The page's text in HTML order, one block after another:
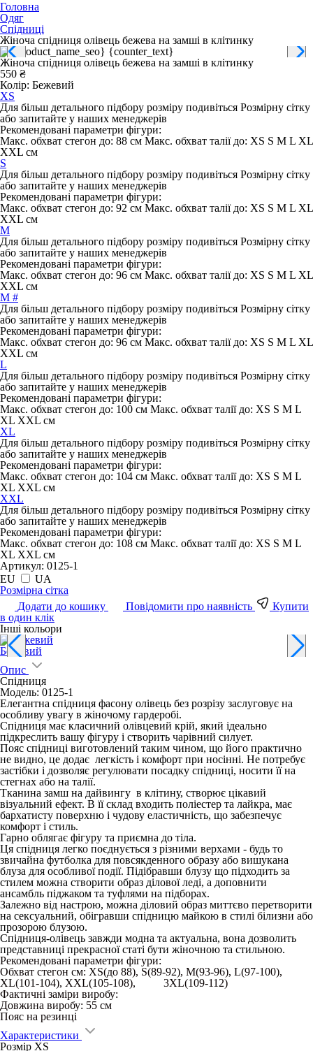
Головна
Одяг
Спідниці
Жіноча спідниця олівець бежева на замші в клітинку
Жіноча спідниця олівець бежева на замші в клітинку
550 ₴
Колір: Бежевий
XS
Для більш детального підбору розміру подивіться Розмірну сітку
або запитайте у наших менеджерів
Рекомендовані параметри фігури:
Макс. обхват стегон до: 88 см Макс. обхват талії до: XS S M L XL
XXL см
S
Для більш детального підбору розміру подивіться Розмірну сітку
або запитайте у наших менеджерів
Рекомендовані параметри фігури:
Макс. обхват стегон до: 92 см Макс. обхват талії до: XS S M L XL
XXL см
M
Для більш детального підбору розміру подивіться Розмірну сітку
або запитайте у наших менеджерів
Рекомендовані параметри фігури:
Макс. обхват стегон до: 96 см Макс. обхват талії до: XS S M L XL
XXL см
M #
Для більш детального підбору розміру подивіться Розмірну сітку
або запитайте у наших менеджерів
Рекомендовані параметри фігури:
Макс. обхват стегон до: 96 см Макс. обхват талії до: XS S M L XL
XXL см
L
Для більш детального підбору розміру подивіться Розмірну сітку
або запитайте у наших менеджерів
Рекомендовані параметри фігури:
Макс. обхват стегон до: 100 см Макс. обхват талії до: XS S M L
XL XXL см
XL
Для більш детального підбору розміру подивіться Розмірну сітку
або запитайте у наших менеджерів
Рекомендовані параметри фігури:
Макс. обхват стегон до: 104 см Макс. обхват талії до: XS S M L
XL XXL см
XXL
Для більш детального підбору розміру подивіться Розмірну сітку
або запитайте у наших менеджерів
Рекомендовані параметри фігури:
Макс. обхват стегон до: 108 см Макс. обхват талії до: XS S M L
XL XXL см
Артикул: 0125-1
EU
UA
Pозмірна сітка
Додати до кошику
Повідомити про наявність
Купити
в один клік
Інші кольори
Бежевий
Опис
Спідниця
Модель: 0125-1
Елегантна спідниця фасону олівець без розрізу заслуговує на
особливу увагу в жіночому гардеробі.
Спідниця має класичний олівцевий крій, який ідеально
підкреслить вашу фігуру і створить чарівний силует.
Пояс спідниці виготовлений таким чином, що його практично
не видно, це додає легкість і комфорт при носінні. Не потребує
застібки і дозволяє регулювати посадку спідниці, носити її на
стегнах або на талії.
Тканина замш на дайвингу в клітину, створює цікавий
візуальний ефект. В її склад входить поліестер та лайкра, має
бархатисту поверхню і чудову еластичність, що забезпечує
комфорт і стиль.
Гарно облягає фігуру та приємна до тіла.
Ця спідниця легко поєднується з різними верхами - будь то
звичайна футболка для повсякденного образу або вишукана
блуза для особливої події. Підібравши блузу що підходить за
стилем можна створити образ ділової леді, а доповнити
ансамбль піджаком та туфлями на підборах.
Залежно від настрою, можна діловий образ миттєво перетворити
на сексуальний, обігравши спідницю майкою в стилі білизни або
прозорою блузою.
Спідниця-олівець завжди модна та актуальна, вона дозволить
представниці прекрасної статі бути жіночною та стильною.
Рекомендовані параметри фігури:
Обхват стегон см: XS(до 88), S(89-92), M(93-96), L(97-100),
XL(101-104), XXL(105-108), 3XL(109-112)
Фактичні заміри виробу:
Довжина виробу: 55 см
Пояс на резинці
Характеристики
Розмір XS